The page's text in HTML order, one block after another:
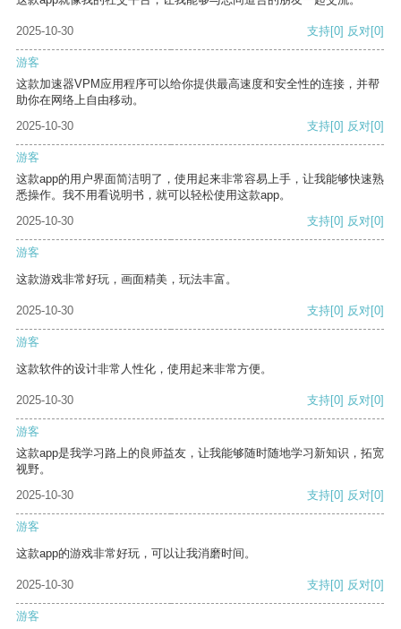
2025-10-30 支持[0] 反对[0]
游客
这款加速器VPM应用程序可以给你提供最高速度和安全性的连接，并帮
助你在网络上自由移动。
2025-10-30
支持[0] 反对[0]
游客
这款app的用户界面简洁明了，使用起来非常容易上手，让我能够快速熟
悉操作。我不用看说明书，就可以轻松使用这款app。
2025-10-30
支持[0] 反对[0]
游客
这款游戏非常好玩，画面精美，玩法丰富。
2025-10-30 支持[0] 反对[0]
游客
这款软件的设计非常人性化，使用起来非常方便。
2025-10-30 支持[0] 反对[0]
游客
这款app是我学习路上的良师益友，让我能够随时随地学习新知识，拓宽
视野。
2025-10-30
支持[0] 反对[0]
游客
这款app的游戏非常好玩，可以让我消磨时间。
2025-10-30 支持[0] 反对[0]
游客